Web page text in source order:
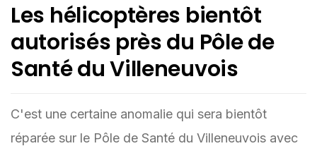
Les hélicoptères bientôt
autorisés près du Pôle de
Santé du Villeneuvois
C'est une certaine anomalie qui sera bientôt
réparée sur le Pôle de Santé du Villeneuvois avec